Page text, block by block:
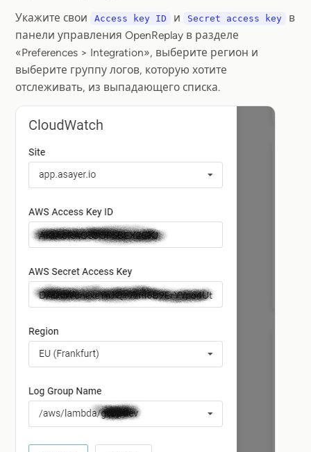
Укажите свои
Access key ID и Secret access key
в
панели управления OpenReplay в разделе
«Preferences > Integration», выберите регион и
выберите группу логов, которую хотите
отслеживать, из выпадающего списка.